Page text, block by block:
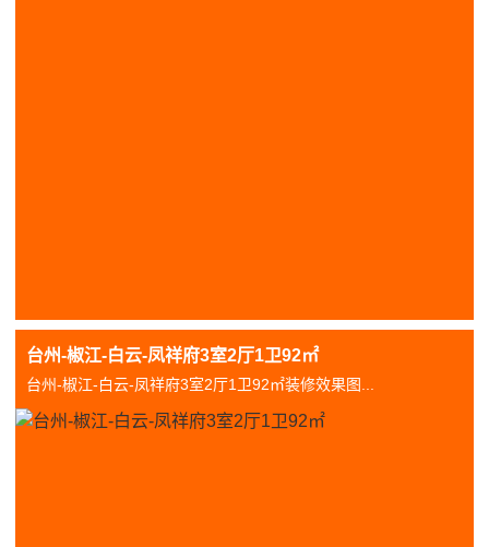
台州-椒江-白云-凤祥府3室2厅1卫92㎡
台州-椒江-白云-凤祥府3室2厅1卫92㎡装修效果图...